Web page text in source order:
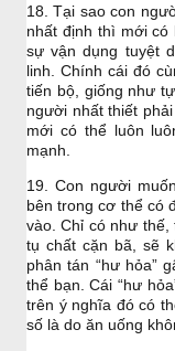
18. Tại sao con
nhất định thì mới
sự vận dụng tuyệt
linh. Chính cái đó
tiến bộ, giống như
người nhất thiết
mới có thể luôn
mạnh.
19. Con người
bên trong cơ thể có
vào. Chỉ có như
tụ chất cặn bã, sẽ
phân tán “hư hỏa”
thể bạn. Cái “hư
trên ý nghĩa đó có
số là do ăn uống